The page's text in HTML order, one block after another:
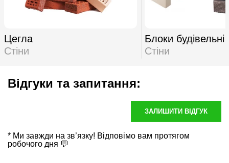
Цегла
Стіни
Блоки будівельні
Стіни
Відгуки та запитання:
ЗАЛИШИТИ ВІДГУК
* Ми завжди на зв’язку! Відповімо вам протягом
робочого дня 💬